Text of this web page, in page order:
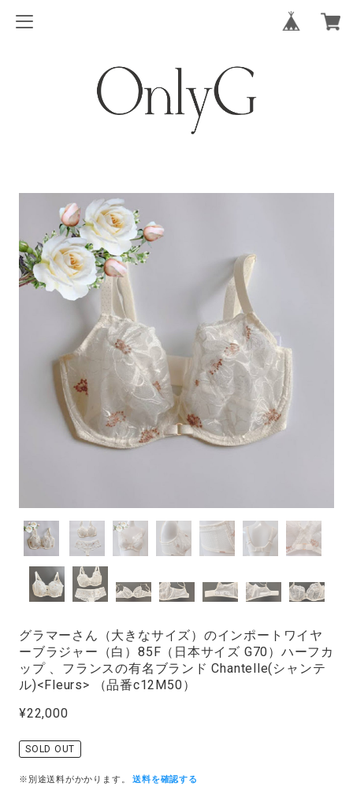
グラマーさん（大きなサイズ）のインポートワイヤ
ーブラジャー（白）85F（日本サイズ G70）ハーフカ
ップ 、フランスの有名ブランド Chantelle(シャンテ
ル)<Fleurs> （品番c12M50）
¥22,000
SOLD OUT
※別途送料がかかります。 送料を確認する